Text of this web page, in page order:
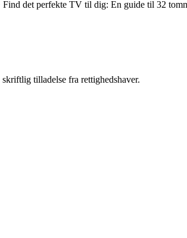
Find det perfekte TV til dig: En guide til 32
tilladelse fra rettighedshaver.